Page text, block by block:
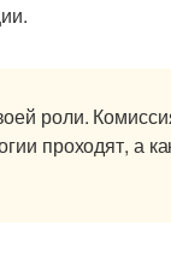
роли.
проходят, а